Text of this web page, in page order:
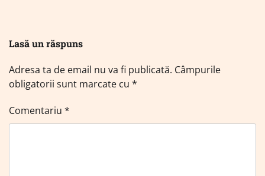
Lasă un răspuns
Adresa ta de email nu va fi publicată. Câmpurile
obligatorii sunt marcate cu *
Comentariu *